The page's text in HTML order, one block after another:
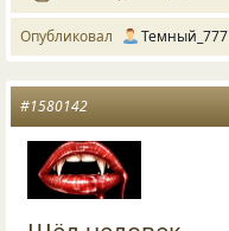
Опубликовал Темный_777
#1580142